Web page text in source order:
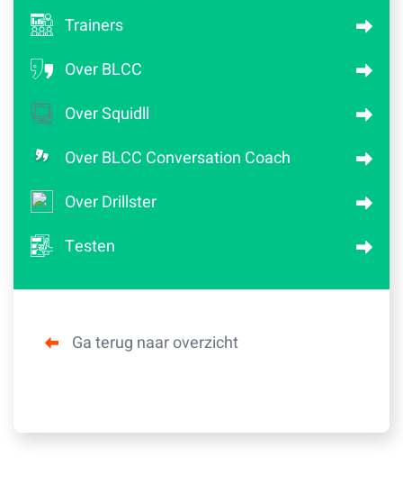
Trainers
Over BLCC
Over Squidll
Over BLCC Conversation Coach
Over Drillster
Testen
Ga terug naar overzicht